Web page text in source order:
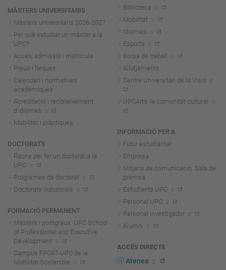
MÀSTERS UNIVERSITARIS
Màsters universitaris 2026-2027
Per què estudiar un màster a la
UPC?
Accés, admissió i matrícula
Preus i beques
Calendari i normatives
acadèmiques
Acreditació i reconeixement
d'idiomes
Mobilitat i pràctiques
DOCTORATS
Raons per fer un doctorat a la
UPC
Programes de doctorat
Doctorats industrials
FORMACIÓ PERMANENT
Màsters i postgraus. UPC School
of Professional and Executive
Development
Campus FPCAT-UPC de la
Mobilitat Sostenible
Biblioteca
Mobilitat
Idiomes
Esports
Borsa de treball
Allotjaments
Centre Universitari de la Visió
UPCArts, la comunitat cultural
INFORMACIÓ PER A
Futur estudiantat
Empresa
Mitjans de comunicació. Sala de
premsa
Estudiants UPC
Personal UPC
Personal investigador
Alumni
ACCÉS DIRECTE
Atenea